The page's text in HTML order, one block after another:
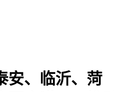
安、临沂、菏